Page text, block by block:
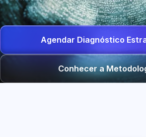
Agendar Diagnóstico
Conhecer a